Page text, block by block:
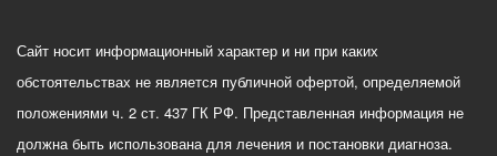
Сайт носит информационный характер и ни при каких
обстоятельствах не является публичной офертой, определяемой
положениями ч. 2 ст. 437 ГК РФ. Представленная информация не
должна быть использована для лечения и постановки диагноза.